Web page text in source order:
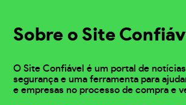
Sobre o Site
O Site Confiável é um portal de
segurança e uma ferramenta para
e empresas no processo de compra e